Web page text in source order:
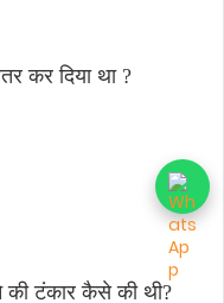
कर दिया था ?
की टंकार कैसे की थी?